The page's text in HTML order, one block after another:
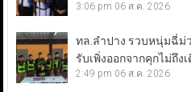
3:06 pm 06 ส.ค. 2026
ทล.ลำปาง รวบหนุ่มฉี่ม่
รับเพิ่งออกจากคุกไม่ถึง
2:49 pm 06 ส.ค. 2026